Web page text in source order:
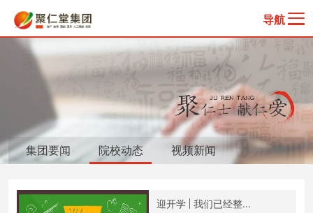
导航
集团要闻 院校动态 视频新闻
迎开学 | 我们已经整...